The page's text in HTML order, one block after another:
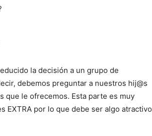
la decisión a un grupo de
debemos preguntar a nuestros hij@s
que le ofrecemos. Esta parte es muy
EXTRA por lo que debe ser algo atractivo